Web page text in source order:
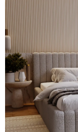
z
5
hvězdiček.